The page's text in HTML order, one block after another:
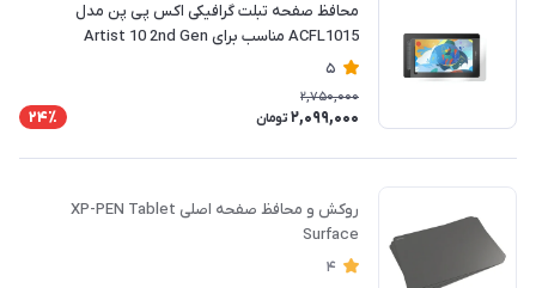
محافظ صفحه تبلت گرافیکی اکس پی پن مدل
ACFL1015 مناسب برای Artist 10 2nd Gen
5
2,750,000
2,099,000 تومان 24٪
روکش و محافظ صفحه اصلی XP-PEN Tablet
Surface
4